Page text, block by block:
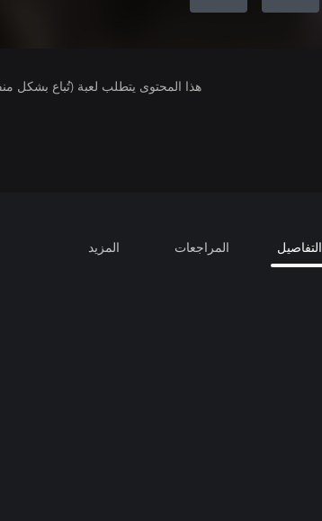
هذا المحتوى يتطلب لعبة (تُباع بشكل
التفاصيل المراجعات المزيد